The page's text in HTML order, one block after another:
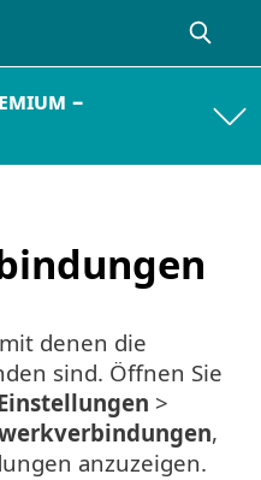
–
denen die
sind. Öffnen Sie
>
,
anzuzeigen.